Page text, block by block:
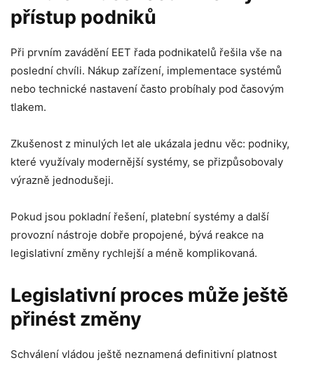
přístup podniků
Při prvním zavádění EET řada podnikatelů řešila vše na
poslední chvíli. Nákup zařízení, implementace systémů
nebo technické nastavení často probíhaly pod časovým
tlakem.
Zkušenost z minulých let ale ukázala jednu věc: podniky,
které využívaly modernější systémy, se přizpůsobovaly
výrazně jednodušeji.
Pokud jsou pokladní řešení, platební systémy a další
provozní nástroje dobře propojené, bývá reakce na
legislativní změny rychlejší a méně komplikovaná.
Legislativní proces může ještě
přinést změny
Schválení vládou ještě neznamená definitivní platnost